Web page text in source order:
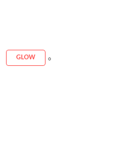
GLOW 。